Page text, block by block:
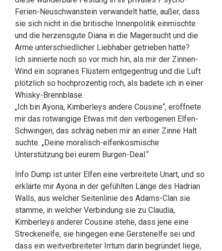
Ferien-Neuschwanstein verwandelt hatte, außer, dass
sie sich nicht in die britische Innenpolitik einmischte
und die herzensgute Diana in die Magersucht und die
Arme unterschiedlicher Liebhaber getrieben hatte?
Ich sinnierte noch so vor mich hin, als mir der Zinnen-
Wind ein sopranes Flüstern entgegentrug und die Luft
plötzlich so hochprozentig roch, als badete ich in einer
Whisky-Brennblase.
„Ich bin Ayona, Kimberleys andere Cousine“, eröffnete
mir das rotwangige Etwas mit den verbogenen Elfen-
Schwingen, das schräg neben mir an einer Zinne Halt
suchte. „Deine moralisch-elfenkosmische
Unterstützung bei eurem Burgen-Deal.“
Info Dump ist unter Elfen eine verbreitete Unart, und so
erklärte mir Ayona in der gefühlten Länge des Hadrian
Walls, aus welcher Seitenlinie des Adams-Clan sie
stamme, in welcher Verbindung sie zu Claudia,
Kimberleys anderer Cousine stehe, dass jene eine
Streckenelfe, sie hingegen eine Gerstenelfe sei und
dass ein weitverbreiteter Irrtum darin begründet liege,